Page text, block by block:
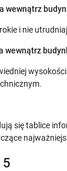
wewnątrz
i nie
wewnątrz
się tablice
5